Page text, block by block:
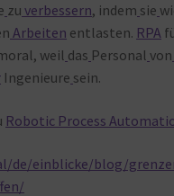
zu verbessern, indem sie
Arbeiten entlasten. RPA
weil das Personal von
Ingenieure sein.
Robotic Process
de/einblicke/blog/